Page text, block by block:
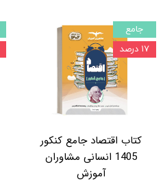
کتاب اقتصاد جامع کنکور
1405 انسانی مشاوران
آموزش
جامع
۱۷ درصد